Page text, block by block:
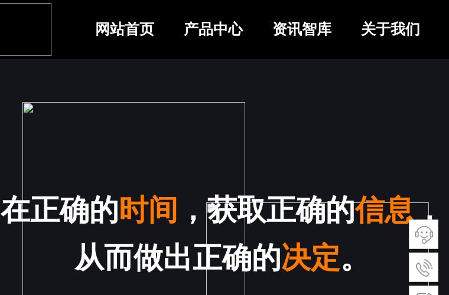
在正确的时间 ，获取正确的信息，
从而做出正确的决定。
网站首页 产品中心 资讯智库 关于我们